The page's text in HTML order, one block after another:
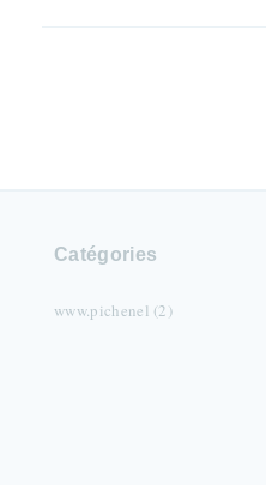
Catégories
www.pichenel (2)